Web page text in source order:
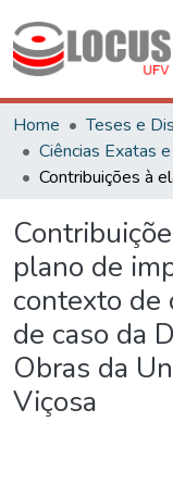
Home
Teses e
plano de
contexto de
de caso da
Obras da
Viçosa